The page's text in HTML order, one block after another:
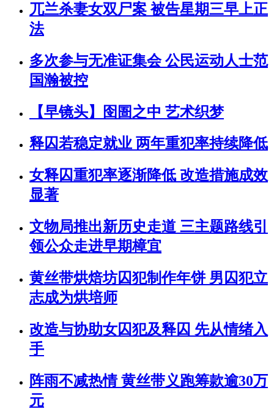
兀兰杀妻女双尸案 被告星期三早上正
法
多次参与无准证集会 公民运动人士范
国瀚被控
【早镜头】囹圄之中 艺术织梦
释囚若稳定就业 两年重犯率持续降低
女释囚重犯率逐渐降低 改造措施成效
显著
文物局推出新历史走道 三主题路线引
领公众走进早期樟宜
黄丝带烘焙坊囚犯制作年饼 男囚犯立
志成为烘培师
改造与协助女囚犯及释囚 先从情绪入
手
阵雨不减热情 黄丝带义跑筹款逾30万
元